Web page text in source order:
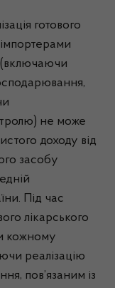
готового
не може
доходу від
засобу
Під час
лікарського
кожному
реалізацію
пов’язаним із